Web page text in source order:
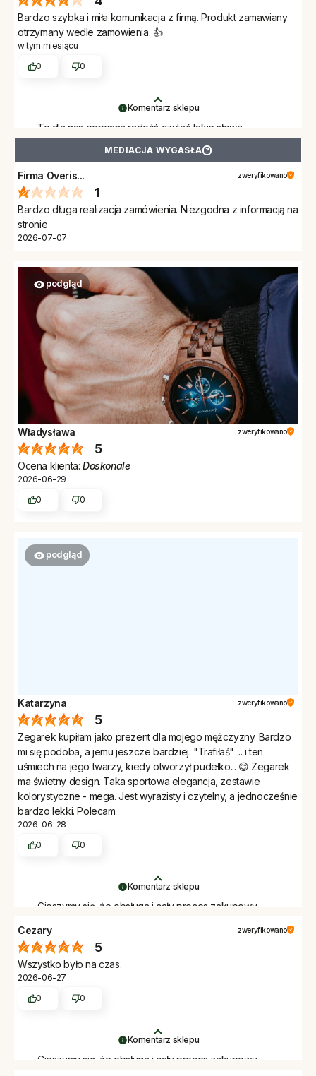
Komentarz sklepu
To dla nas ogromna radość czytać takie słowa.
Dziękujemy Katarzyna za wybór Woodwear.
Bardzo szybka i miła komunikacja z firmą. Produkt zamawiany
otrzymany wedle zamowienia. 👍️
w tym miesiącu
0
0
MEDIACJA WYGASŁA ?
Firma Overis... zweryfikowano
1
Bardzo długa realizacja zamówienia. Niezgodna z informacją na
stronie
2026-07-07
podgląd
Władysława zweryfikowano
5
Ocena klienta: Doskonale
2026-06-29
0
0
Komentarz sklepu
Cieszymy się, że obsługa i cały proces zakupowy
podgląd
Katarzyna zweryfikowano
5
Zegarek kupiłam jako prezent dla mojego mężczyzny. Bardzo
mi się podoba, a jemu jeszcze bardziej. "Trafiłaś" ... i ten
uśmiech na jego twarzy, kiedy otworzył pudełko... 😊 Zegarek
ma świetny design. Taka sportowa elegancja, zestawie
kolorystyczne - mega. Jest wyrazisty i czytelny, a jednocześnie
bardzo lekki. Polecam
2026-06-28
0
0
Komentarz sklepu
Cieszymy się, że obsługa i cały proces zakupowy
Cezary zweryfikowano
5
Wszystko było na czas.
2026-06-27
0
0